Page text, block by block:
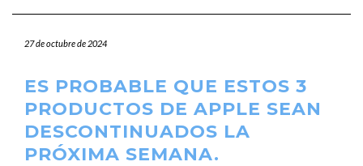
27 de octubre de 2024
ES PROBABLE QUE ESTOS 3
PRODUCTOS DE APPLE SEAN
DESCONTINUADOS LA
PRÓXIMA SEMANA.